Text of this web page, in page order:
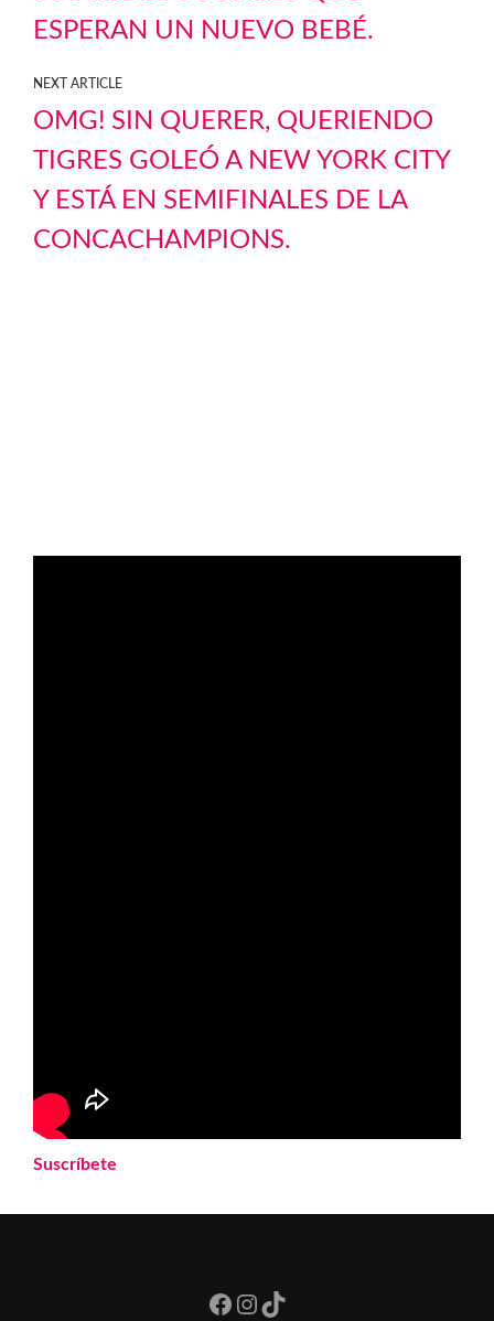
ESPERAN UN NUEVO BEBÉ.
NEXT ARTICLE
OMG! SIN QUERER, QUERIENDO
TIGRES GOLEÓ A NEW YORK CITY
Y ESTÁ EN SEMIFINALES DE LA
CONCACHAMPIONS.
Suscríbete
Facebook
Instagram
TikTok